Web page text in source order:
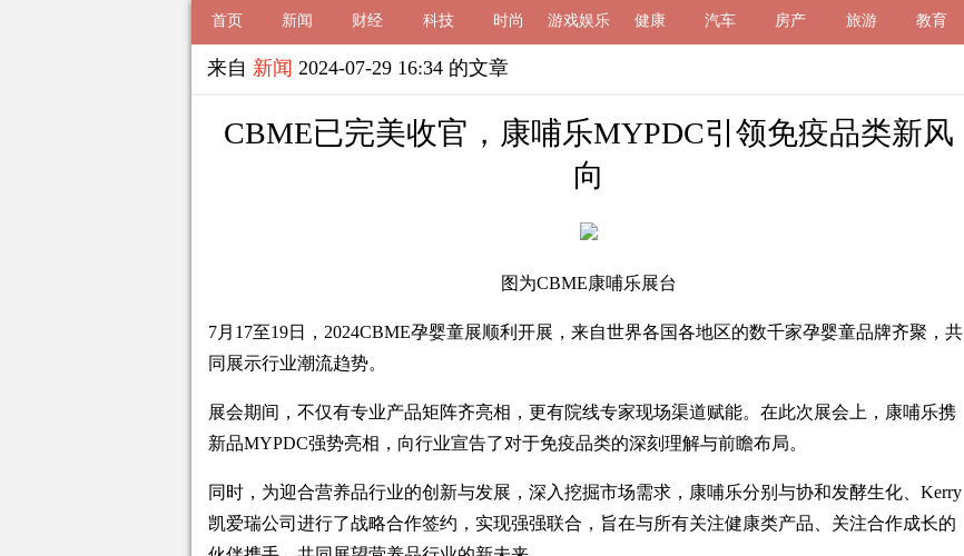
首页 新闻 财经 科技 时尚 游戏娱乐 健康 汽车 房产 旅游 教育
来自 新闻 2024-07-29 16:34 的文章
CBME已完美收官，康哺乐MYPDC引领免疫品类新风
向
图为CBME康哺乐展台
7月17至19日，2024CBME孕婴童展顺利开展，来自世界各国各地区的数千家孕婴童品牌齐聚，共
同展示行业潮流趋势。
展会期间，不仅有专业产品矩阵齐亮相，更有院线专家现场渠道赋能。在此次展会上，康哺乐携
新品MYPDC强势亮相，向行业宣告了对于免疫品类的深刻理解与前瞻布局。
同时，为迎合营养品行业的创新与发展，深入挖掘市场需求，康哺乐分别与协和发酵生化、Kerry
凯爱瑞公司进行了战略合作签约，实现强强联合，旨在与所有关注健康类产品、关注合作成长的